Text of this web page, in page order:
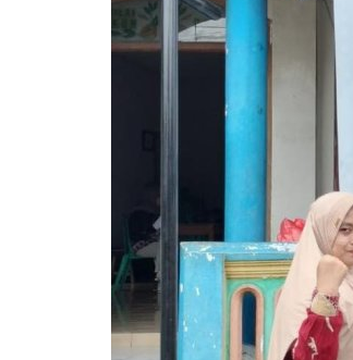
Bantengan,
Hidup di Losari
alfi.widayanti Feb 26, 2026
Laporkan
Bantengan di Desa